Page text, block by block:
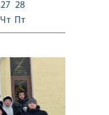
27
Чт
28
Пт